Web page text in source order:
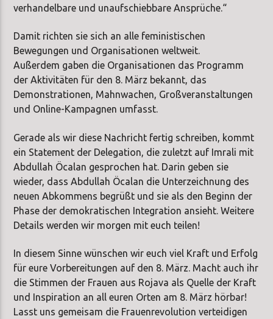
verhandelbare und unaufschiebbare Ansprüche.“
Damit richten sie sich an alle feministischen
Bewegungen und Organisationen weltweit.
Außerdem gaben die Organisationen das Programm
der Aktivitäten für den 8. März bekannt, das
Demonstrationen, Mahnwachen, Großveranstaltungen
und Online-Kampagnen umfasst.
Gerade als wir diese Nachricht fertig schreiben, kommt
ein Statement der Delegation, die zuletzt auf Imrali mit
Abdullah Öcalan gesprochen hat. Darin geben sie
wieder, dass Abdullah Öcalan die Unterzeichnung des
neuen Abkommens begrüßt und sie als den Beginn der
Phase der demokratischen Integration ansieht. Weitere
Details werden wir morgen mit euch teilen!
In diesem Sinne wünschen wir euch viel Kraft und Erfolg
für eure Vorbereitungen auf den 8. März. Macht auch ihr
die Stimmen der Frauen aus Rojava als Quelle der Kraft
und Inspiration an all euren Orten am 8. März hörbar!
Lasst uns gemeisam die Frauenrevolution verteidigen